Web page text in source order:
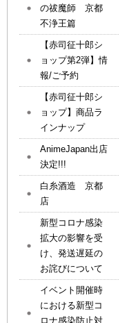
の祓魔師 京都
不浄王篇
【赤司征十郎シ
ョップ第2弾】情
報/ご予約
【赤司征十郎シ
ョップ】商品ラ
インナップ
AnimeJapan出店
決定!!!
白糸酒造 京都
店
新型コロナ感染
拡大の影響を受
け、発送遅延の
お詫びについて
イベント開催時
における新型コ
ロナ感染防止対